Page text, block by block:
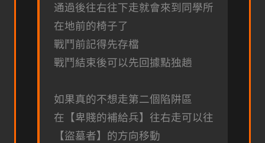
通過後往右往下走就會來到同學所
在地前的椅子了
戰鬥前記得先存檔
戰鬥結束後可以先回據點独趟
如果真的不想走第二個陷阱區
在【卑賤的補給兵】往右走可以往
【盜墓者】的方向移動